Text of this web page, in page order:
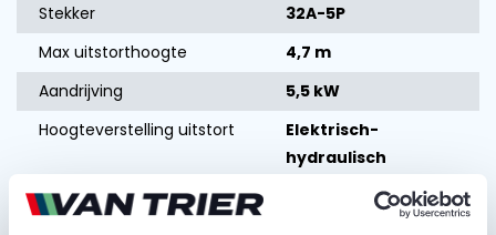
Stekker
32A-5P
Max uitstorthoogte
4,7 m
Aandrijving
5,5 kW
Hoogteverstelling uitstort
Elektrisch-
hydraulisch